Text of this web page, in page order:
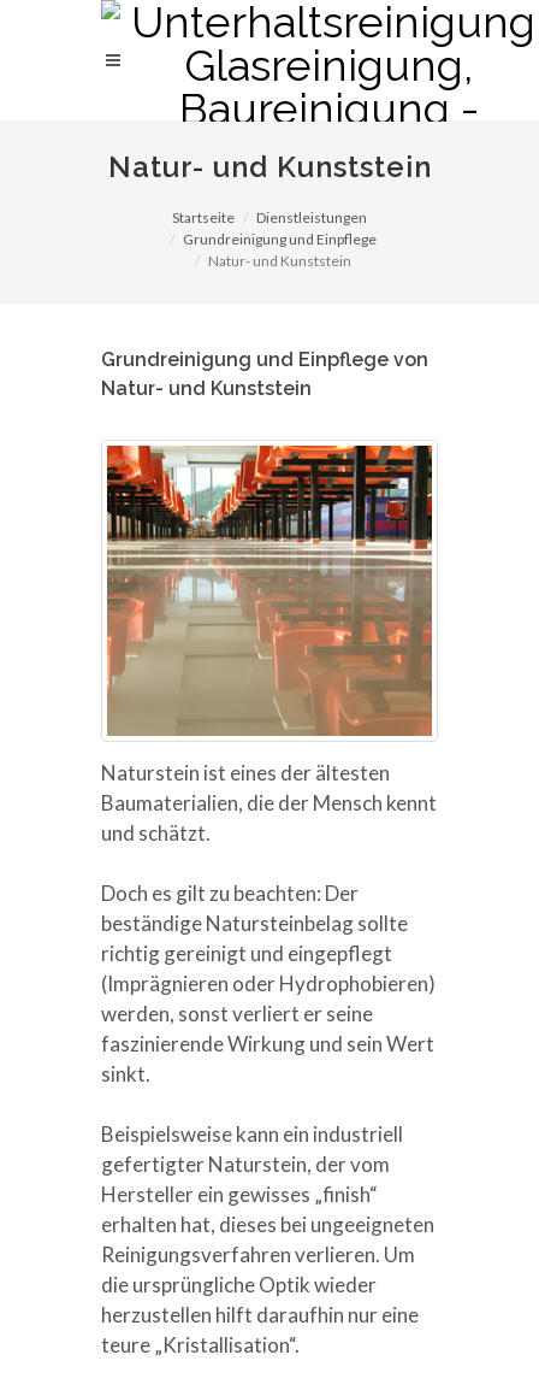
Natur- und Kunststein
Startseite
Dienstleistungen
Grundreinigung und Einpflege
Natur- und Kunststein
Grundreinigung und Einpflege von
Natur- und Kunststein
Naturstein ist eines der ältesten
Baumaterialien, die der Mensch kennt
und schätzt.
Doch es gilt zu beachten: Der
beständige Natursteinbelag sollte
richtig gereinigt und eingepflegt
(Imprägnieren oder Hydrophobieren)
werden, sonst verliert er seine
faszinierende Wirkung und sein Wert
sinkt.
Beispielsweise kann ein industriell
gefertigter Naturstein, der vom
Hersteller ein gewisses „finish“
erhalten hat, dieses bei ungeeigneten
Reinigungsverfahren verlieren. Um
die ursprüngliche Optik wieder
herzustellen hilft daraufhin nur eine
teure „Kristallisation“.